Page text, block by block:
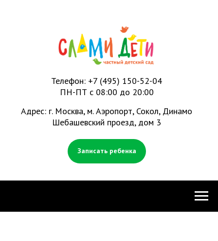
Телефон: +7 (495) 150-52-04
ПН-ПТ с 08:00 до 20:00
Адрес: г. Москва, м. Аэропорт, Сокол, Динамо
Шебашевский проезд, дом 3
Записать ребенка